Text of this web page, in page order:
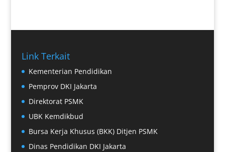
Link Terkait
Kementerian Pendidikan
Pemprov DKI Jakarta
Direktorat PSMK
UBK Kemdikbud
Bursa Kerja Khusus (BKK) Ditjen PSMK
Dinas Pendidikan DKI Jakarta